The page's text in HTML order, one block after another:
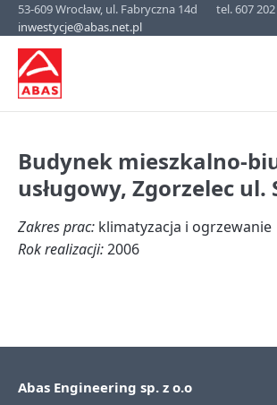
53-609 Wrocław, ul. Fabryczna 14d
tel. 607
inwestycje@abas.net.pl
Budynek mieszkalno-
usługowy, Zgorzelec ul.
Zakres prac: klimatyzacja i ogrzewanie
Rok realizacji:2006
Abas Engineering sp. z o.o